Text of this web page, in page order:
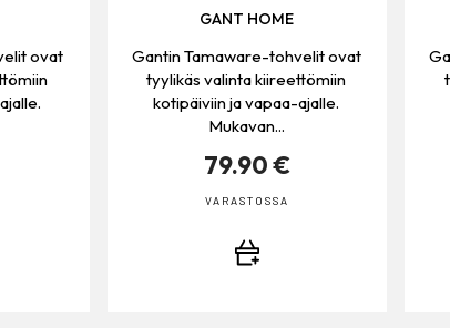
ovat
GANT HOME
Gantin Tamaware-tohvelit ovat
tyylikäs valinta kiireettömiin
kotipäiviin ja vapaa-ajalle.
Mukavan...
79.90 €
VARASTOSSA